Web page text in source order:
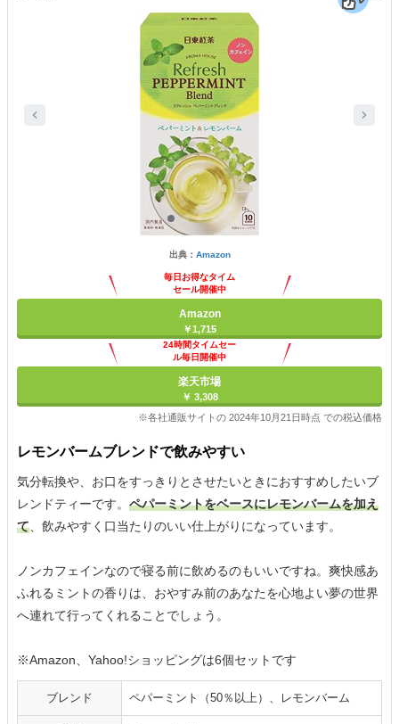
出典： Amazon
毎日お得なタイム
セール開催中
Amazon
￥1,715
24時間タイムセー
ル毎日開催中
楽天市場
￥ 3,308
※各社通販サイトの 2024年10月21日時点 での税込価格
レモンバームブレンドで飲みやすい
気分転換や、お口をすっきりとさせたいときにおすすめしたいブ
レンドティーです。 ペパーミントをベースにレモンバームを加え
て 、飲みやすく口当たりのいい仕上がりになっています。
ノンカフェインなので寝る前に飲めるのもいいですね。爽快感あ
ふれるミントの香りは、おやすみ前のあなたを心地よい夢の世界
へ連れて行ってくれることでしょう。
※Amazon、Yahoo!ショッピングは6個セットです
ブレンド ペパーミント（50％以上）、レモンバーム